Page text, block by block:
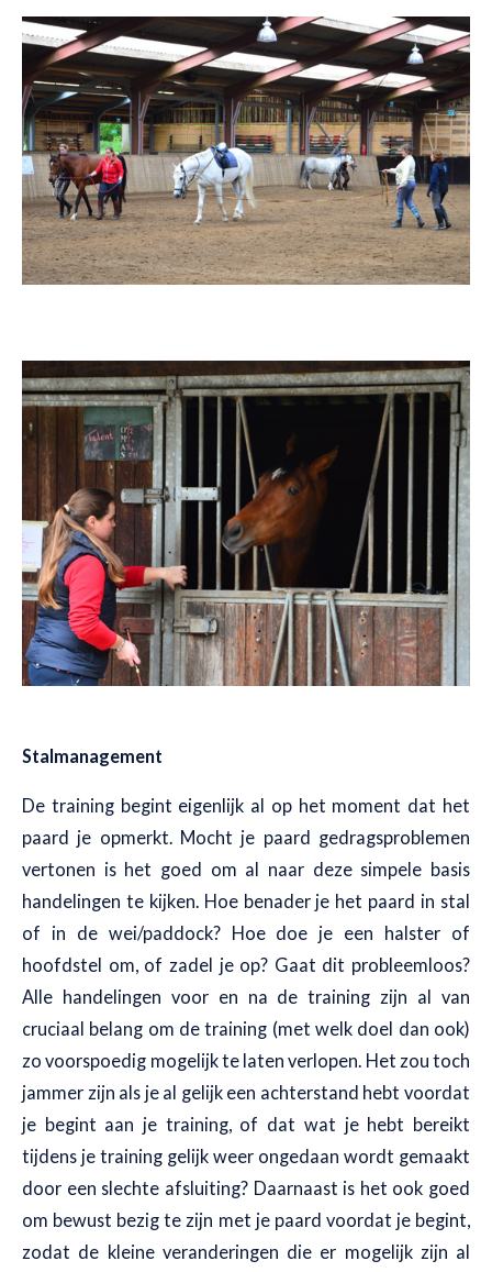
Stalmanagement
De training begint eigenlijk al op het moment dat het
paard je opmerkt. Mocht je paard gedragsproblemen
vertonen is het goed om al naar deze simpele basis
handelingen te kijken. Hoe benader je het paard in stal
of in de wei/paddock? Hoe doe je een halster of
hoofdstel om, of zadel je op? Gaat dit probleemloos?
Alle handelingen voor en na de training zijn al van
cruciaal belang om de training (met welk doel dan ook)
zo voorspoedig mogelijk te laten verlopen. Het zou toch
jammer zijn als je al gelijk een achterstand hebt voordat
je begint aan je training, of dat wat je hebt bereikt
tijdens je training gelijk weer ongedaan wordt gemaakt
door een slechte afsluiting? Daarnaast is het ook goed
om bewust bezig te zijn met je paard voordat je begint,
zodat de kleine veranderingen die er mogelijk zijn al